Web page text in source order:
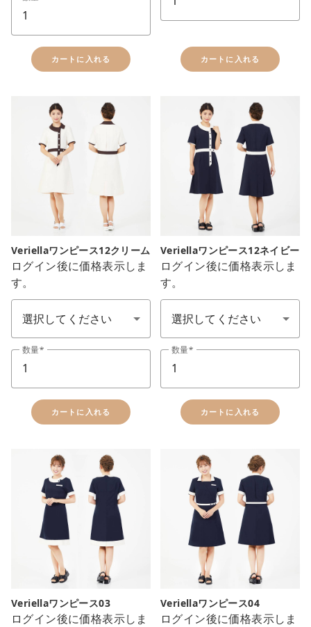
カートに入れる カートに入れる
Veriellaワンピース12クリーム
ログイン後に価格表示しま
す。
サイズ SS-7L
数量
カートに入れる
Veriellaワンピース12ネイビー
ログイン後に価格表示しま
す。
サイズ SS-7L
数量
カートに入れる
Veriellaワンピース03
ログイン後に価格表示しま
Veriellaワンピース04
ログイン後に価格表示しま